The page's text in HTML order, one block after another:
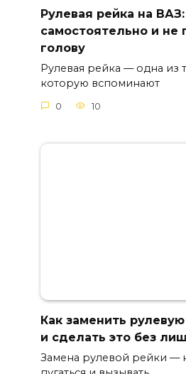
Рулевая рейка на
самостоятельно и не
голову
Рулевая рейка — одна из
которую вспоминают
0 10
Как заменить
и сделать это без
Замена рулевой рейки —